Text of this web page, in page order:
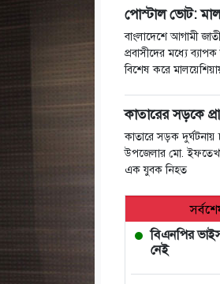
পোস্টাল ভোট:
বাংলাদেশে আগামী
প্রবাসীদের মধ্যে
বিশেষ করে
কাতারের সড়কে
কাতারে সড়ক দুর্ঘটনায়
উপজেলার মো.
এক যুবক নিহত
বিএনপির ভাইস
নেই